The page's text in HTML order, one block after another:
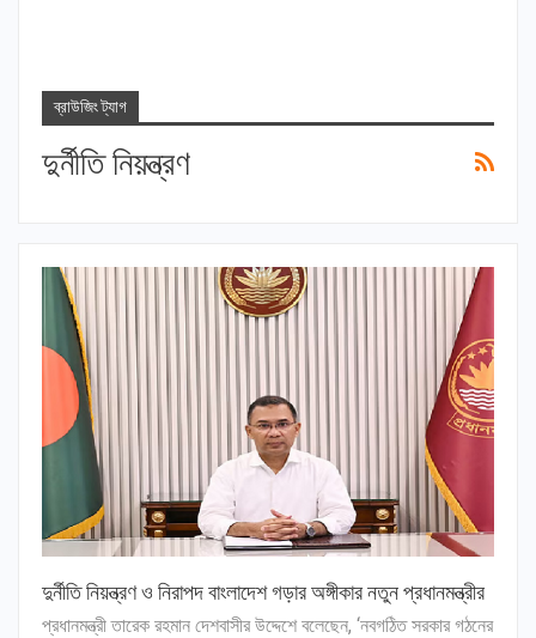
ব্রাউজিং ট্যাগ
দুর্নীতি নিয়ন্ত্রণ
দুর্নীতি নিয়ন্ত্রণ ও নিরাপদ বাংলাদেশ গড়ার অঙ্গীকার নতুন প্রধানমন্ত্রীর
প্রধানমন্ত্রী তারেক রহমান দেশবাসীর উদ্দেশে বলেছেন, ‘নবগঠিত সরকার গঠনের